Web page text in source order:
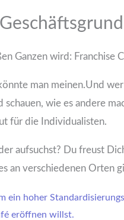
Ganzen wird: Franchise
man meinen.Und
wie es andere
für die Individualisten.
aufsuchst? Du freust
an verschiedenen Orten